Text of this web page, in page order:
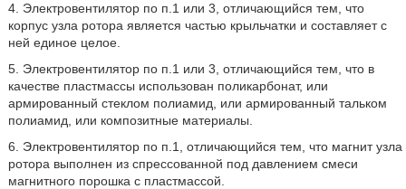
4. Электровентилятор по п.1 или 3, отличающийся тем, что
корпус узла ротора является частью крыльчатки и составляет с
ней единое целое.
5. Электровентилятор по п.1 или 3, отличающийся тем, что в
качестве пластмассы использован поликарбонат, или
армированный стеклом полиамид, или армированный тальком
полиамид, или композитные материалы.
6. Электровентилятор по п.1, отличающийся тем, что магнит узла
ротора выполнен из спрессованной под давлением смеси
магнитного порошка с пластмассой.